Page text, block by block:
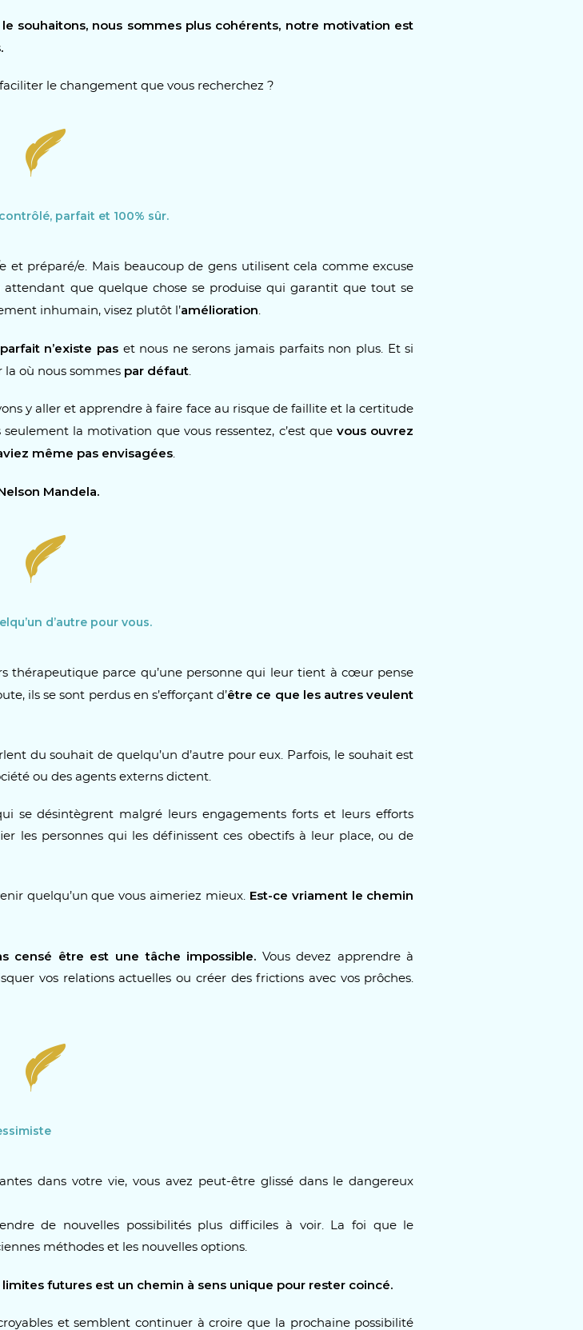
souhaitons, nous sommes plus cohérents, notre motivation est
le changement que vous recherchez ?
parfait et 100% sûr.
et préparé/e. Mais beaucoup de gens utilisent cela comme excuse
que quelque chose se produise qui garantit que tout se
inhumain, visez plutôt l’amélioration.
n’existe paset nous ne serons jamais parfaits non plus. Et si
la où nous sommes par défaut.
y aller et apprendre à faire face au risque de faillite et la certitude
la motivation que vous ressentez, c’est quevous ouvrez
même pas envisagées.
Mandela.
d’autre pour vous.
thérapeutique parce qu’une personne qui leur tient à cœur pense
ils se sont perdus en s’efforçant d’être ce que les autres veulent
du souhait de quelqu’un d’autre pour eux. Parfois, le souhait est
ou des agents externs dictent.
se désintègrent malgré leurs engagements forts et leurs efforts
les personnes qui les définissent ces obectifs à leur place, ou de
quelqu’un que vous aimeriez mieux. Est-ce vriament le chemin
censé être est une tâche impossible. Vous devez apprendre à
vos relations actuelles ou créer des frictions avec vos prôches.
dans votre vie, vous avez peut-être glissé dans le dangereux
de nouvelles possibilités plus difficiles à voir. La foi que le
méthodes et les nouvelles options.
futures est un chemin à sens unique pour rester coincé.
et semblent continuer à croire que la prochaine possibilité